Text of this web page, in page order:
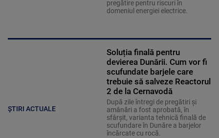
pregătire pentru riscuri în
domeniul energiei electrice.
ȘTIRI ACTUALE
Soluția finală pentru
devierea Dunării. Cum vor fi
scufundate barjele care
trebuie să salveze Reactorul
2 de la Cernavodă
După zile întregi de pregătiri și
amânări a fost aprobată, în
sfârșit, varianta tehnică finală de
scufundare în Dunăre a barjelor
încărcate cu rocă.